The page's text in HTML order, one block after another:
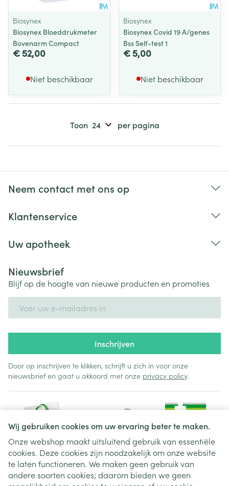
Wij gebruiken cookies om uw ervaring beter te maken.
Onze webshop maakt uitsluitend gebruik van essentiële
cookies. Deze cookies zijn noodzakelijk om onze website
te laten functioneren. We maken geen gebruik van
andere soorten cookies; daarom bieden we geen
Biosynex
Biosynex Bloeddrukmeter
Bovenarm Compact
€ 52,00
Niet beschikbaar
Biosynex
Biosynex Covid 19 A/genes
Bss Self-test 1
€ 5,00
Niet beschikbaar
Toon per pagina
Neem contact met ons op
Klantenservice
Uw apotheek
Nieuwsbrief
Blijf op de hoogte van nieuwe producten en promoties
Inschrijven
Door op inschrijven te klikken, schrijft u zich in voor onze
nieuwsbrief en gaat u akkoord met onze privacy policy.
Juridische links